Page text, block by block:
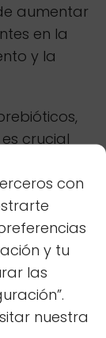
con
y tu
las
nuestra
aumentar
en la
y la
crucial
como
sus
y en todo